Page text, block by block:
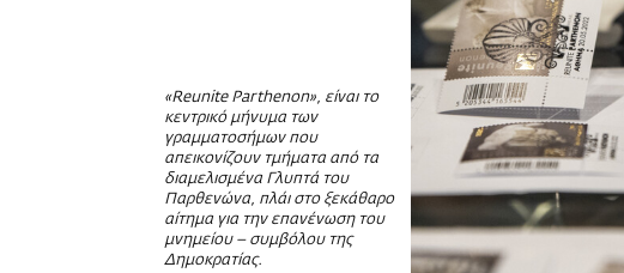
«Reunite Parthenon», είναι το
κεντρικό μήνυμα των
γραμματοσήμων που
απεικονίζουν τμήματα από τα
διαμελισμένα Γλυπτά του
Παρθενώνα, πλάι στο ξεκάθαρο
αίτημα για την επανένωση του
μνημείου – συμβόλου της
Δημοκρατίας.